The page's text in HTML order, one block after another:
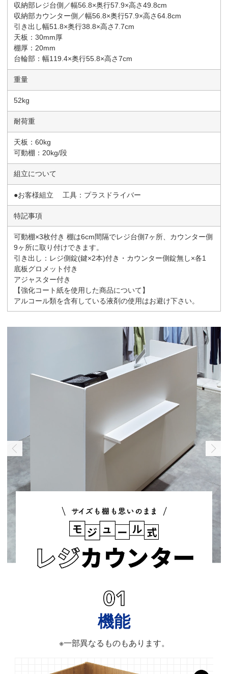
収納部レジ台側／幅56.8×奥行57.9×高さ49.8cm
収納部カウンター側／幅56.8×奥行57.9×高さ64.8cm
引き出し幅51.8×奥行38.8×高さ7.7cm
天板：30mm厚
棚厚：20mm
台輪部：幅119.4×奥行55.8×高さ7cm
重量
52kg
耐荷重
天板：60kg
可動棚：20kg/段
組立について
●お客様組立 工具：プラスドライバー
特記事項
可動棚×3枚付き 棚は6cm間隔でレジ台側7ヶ所、カウンター側
9ヶ所に取り付けできます。
引き出し：レジ側錠(鍵×2本)付き・カウンター側錠無し×各1
底板グロメット付き
アジャスター付き
【強化コート紙を使用した商品について】
アルコール類を含有している液剤の使用はお避け下さい。
機能
※一部異なるものもあります。